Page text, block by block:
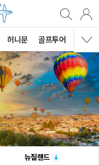
허니문 골프투어 MVG
뉴질랜드